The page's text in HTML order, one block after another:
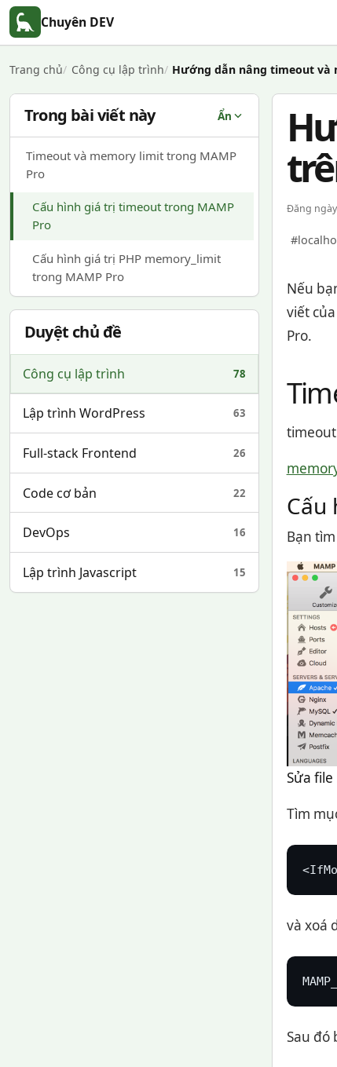
Chuyên DEV
Trang chủ Công cụ lập trình Hướng dẫn nâng timeout và
Trong bài viết này Ẩn
Timeout và memory limit trong MAMP
Pro
Cấu hình giá trị timeout trong MAMP
Pro
Cấu hình giá trị PHP memory_limit
trong MAMP Pro
Duyệt chủ đề
Công cụ lập trình 78
Lập trình WordPress 63
Full-stack Frontend 26
Code cơ bản 22
DevOps 16
Lập trình Javascript 15
Đăng
Nếu
viết
Pro.
Cấu
Bạn
Sửa
Tìm
và xoá
Sau đó